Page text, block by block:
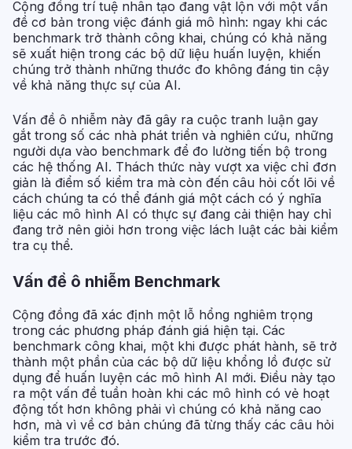
Cộng đồng trí tuệ nhân tạo đang vật lộn với một vấn
đề cơ bản trong việc đánh giá mô hình: ngay khi các
benchmark trở thành công khai, chúng có khả năng
sẽ xuất hiện trong các bộ dữ liệu huấn luyện, khiến
chúng trở thành những thước đo không đáng tin cậy
về khả năng thực sự của AI.
Vấn đề ô nhiễm này đã gây ra cuộc tranh luận gay
gắt trong số các nhà phát triển và nghiên cứu, những
người dựa vào benchmark để đo lường tiến bộ trong
các hệ thống AI. Thách thức này vượt xa việc chỉ đơn
giản là điểm số kiểm tra mà còn đến câu hỏi cốt lõi về
cách chúng ta có thể đánh giá một cách có ý nghĩa
liệu các mô hình AI có thực sự đang cải thiện hay chỉ
đang trở nên giỏi hơn trong việc lách luật các bài kiểm
tra cụ thể.
Vấn đề ô nhiễm Benchmark
Cộng đồng đã xác định một lỗ hổng nghiêm trọng
trong các phương pháp đánh giá hiện tại. Các
benchmark công khai, một khi được phát hành, sẽ trở
thành một phần của các bộ dữ liệu khổng lồ được sử
dụng để huấn luyện các mô hình AI mới. Điều này tạo
ra một vấn đề tuần hoàn khi các mô hình có vẻ hoạt
động tốt hơn không phải vì chúng có khả năng cao
hơn, mà vì về cơ bản chúng đã từng thấy các câu hỏi
kiểm tra trước đó.